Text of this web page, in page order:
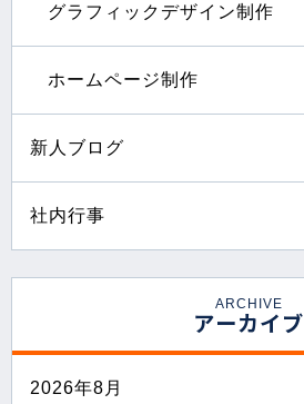
グラフィックデザイン制作
ホームページ制作
新人ブログ
社内行事
ARCHIVE
アーカイブ
2026年8月